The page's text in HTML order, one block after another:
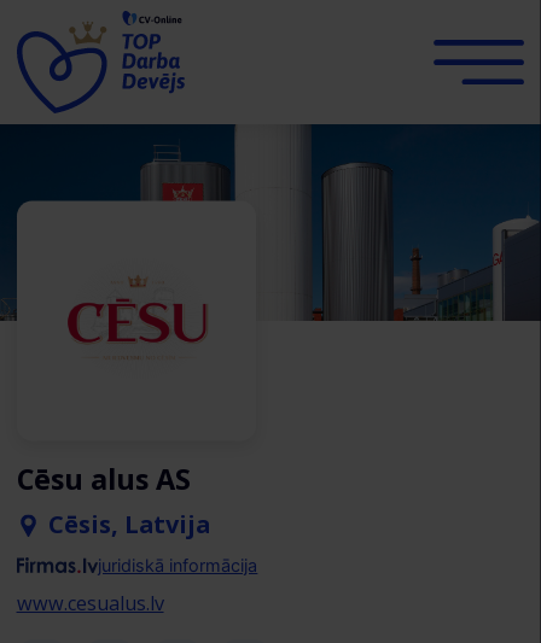
Cēsu alus AS
Cēsis, Latvija
juridiskā informācija
www.cesualus.lv